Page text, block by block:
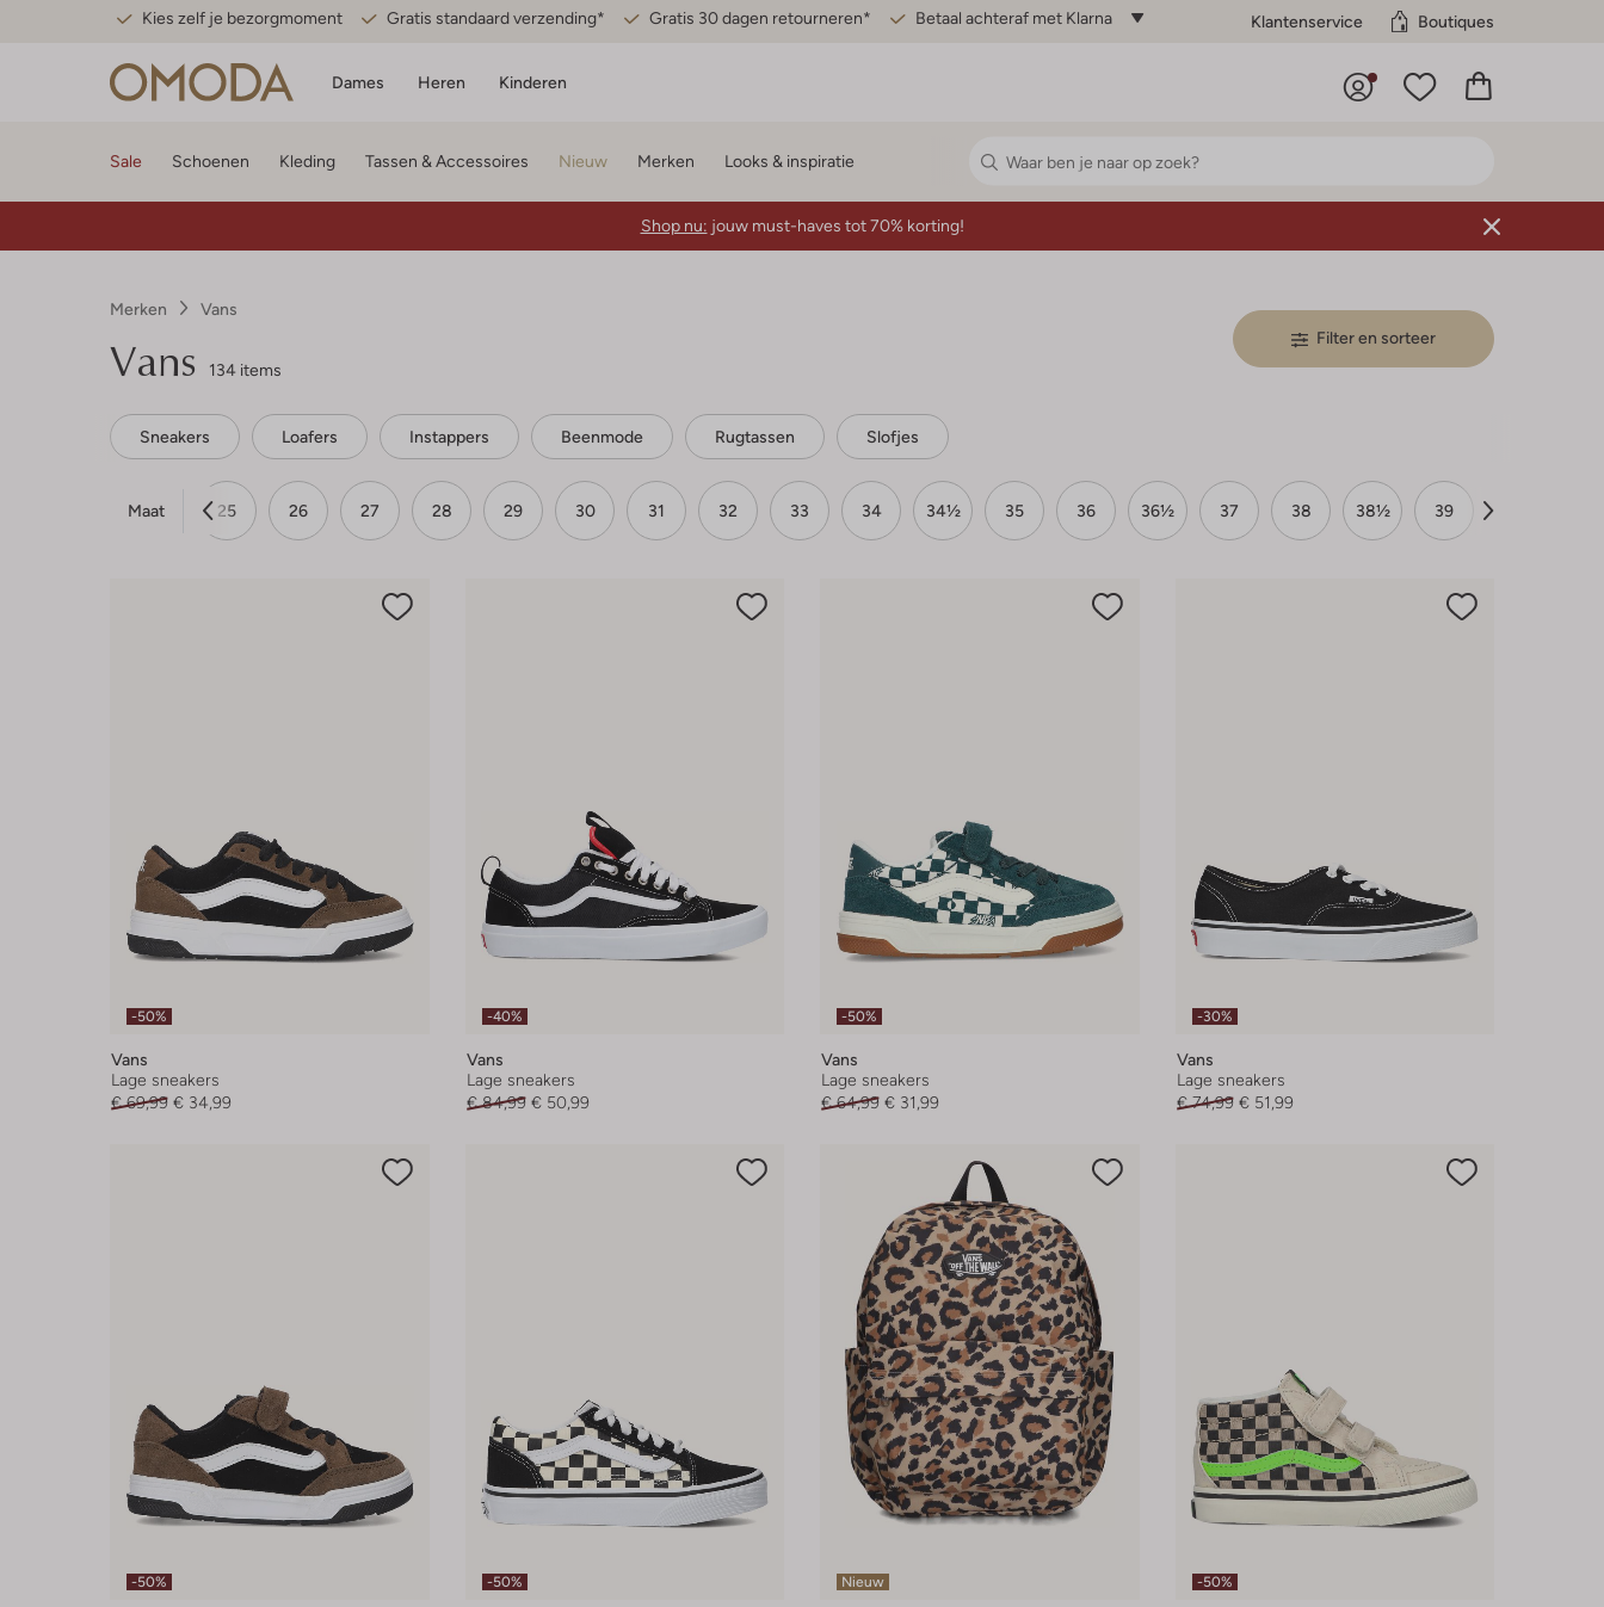
Kies zelf je bezorgmoment Gratis standaard verzending* Gratis 30 dagen retourneren* Betaal achteraf met Klarna Klantenservice Boutiques
Dames Heren Kinderen
Sale Schoenen Kleding Tassen & Accessoires Nieuw Merken Looks & inspiratie
Shop nu: jouw must-haves tot 70% korting!
Merken Vans
Vans 134 items
Filter en sorteer
Sneakers Loafers Instappers Beenmode Rugtassen Slofjes
Maat
24 25 26 27 28 29 30 31 32 33 34 34½ 35 36 36½ 37 38 38½ 39
-50%
Vans
Lage sneakers
€ 69,99 € 34,99
-40%
Vans
Lage sneakers
€ 84,99 € 50,99
-50%
Vans
Lage sneakers
€ 64,99 € 31,99
-30%
Vans
Lage sneakers
€ 74,99 € 51,99
-50% -50% Nieuw -50%